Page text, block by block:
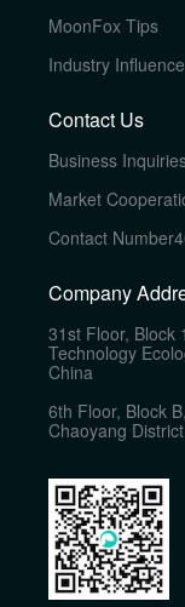
MoonFox Tips
Industry Influence
Contact Us
Business
Market
Contact Number
Company
31st Floor, Block
Technology
China
6th Floor, Block
Chaoyang